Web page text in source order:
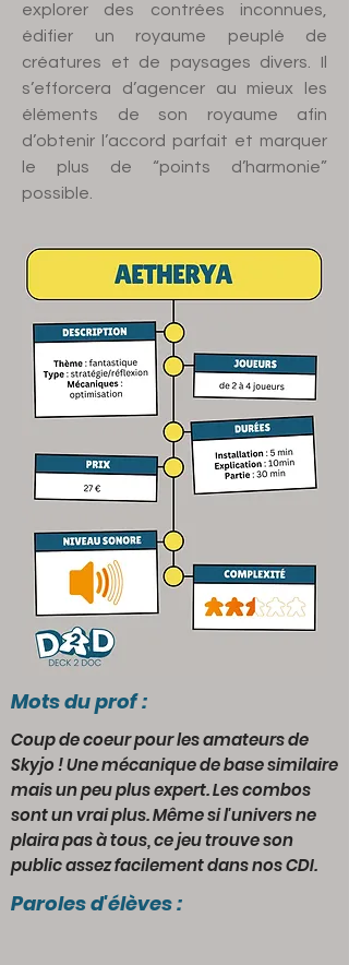
explorer des contrées inconnues,
édifier un royaume peuplé de
créatures et de paysages divers. Il
s’efforcera d’agencer au mieux les
éléments de son royaume afin
d’obtenir l’accord parfait et marquer
le plus de “points d’harmonie”
possible.
Mots du prof :
Coup de coeur pour les amateurs de
Skyjo ! Une mécanique de base similaire
mais un peu plus expert. Les combos
sont un vrai plus. Même si l'univers ne
plaira pas à tous, ce jeu trouve son
public assez facilement dans nos CDI.
Paroles d'élèves :